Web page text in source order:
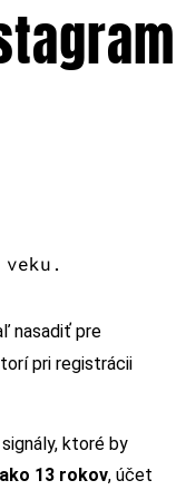
nasadiť pre
pri registrácii
ktoré by
13 rokov, účet